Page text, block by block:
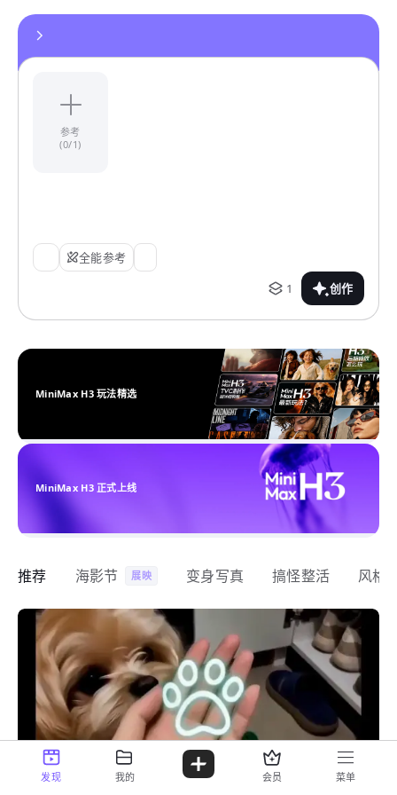
参考
(0/1)
全能参考
1
创作
MiniMax H3 玩法精选
MiniMax H3 正式上线
推荐 海影节 展映 变身写真 搞怪整活 风格
发现 我的 会员 菜单